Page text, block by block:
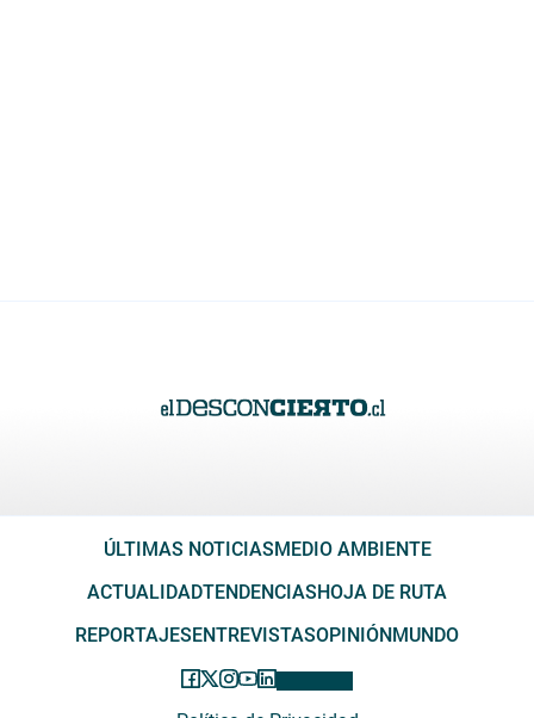
ÚLTIMAS NOTICIAS MEDIO AMBIENTE
ACTUALIDADTENDENCIAS HOJA DE RUTA
REPORTAJES ENTREVISTASOPINIÓN MUNDO